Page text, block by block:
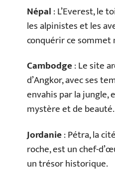
Népal: L’Everest, le
les alpinistes et les
conquérir ce
Cambodge: Le site
d’Angkor, avec ses
envahis par la jungle,
mystère et de beauté.
Jordanie: Pétra, la
roche, est un chef-
un trésor historique.